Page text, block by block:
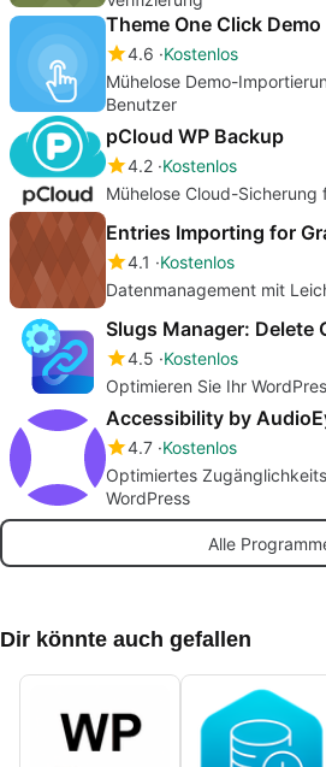
Theme One Click
4.6 Kostenlos
Mühelose Demo-
Benutzer
pCloud WP Backup
4.2 Kostenlos
Mühelose Cloud-
Entries Importing for
4.1
Kostenlos
Datenmanagement mit
4.5 Kostenlos
Optimieren Sie Ihr
Accessibility by
4.7 Kostenlos
Optimiertes
WordPress
Alle
Dir könnte auch gefallen